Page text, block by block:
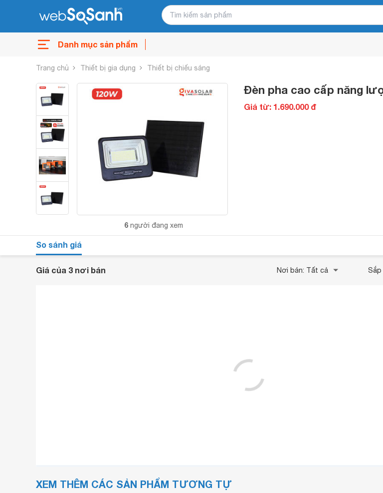
Danh mục sản phẩm
Trang chủ Thiết bị gia dụng Thiết bị chiếu sáng
6 người đang xem
Đèn pha cao cấp năng
Giá từ: 1.690.000 đ
So sánh giá
Giá của 3 nơi bán Nơi bán: Tất cả Sắp
XEM THÊM CÁC SẢN PHẨM TƯƠNG TỰ